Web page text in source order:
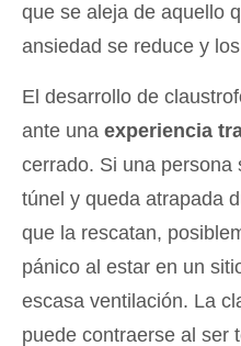
que se aleja de aquello
ansiedad se reduce y
El desarrollo de
ante una experiencia
cerrado. Si una persona
túnel y queda atrapada
que la rescatan,
pánico al estar en un
escasa ventilación. La
puede contraerse al ser